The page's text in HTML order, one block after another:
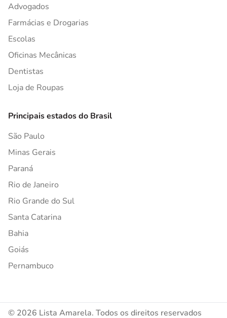
Advogados
Farmácias e Drogarias
Escolas
Oficinas Mecânicas
Dentistas
Loja de Roupas
Principais estados do Brasil
São Paulo
Minas Gerais
Paraná
Rio de Janeiro
Rio Grande do Sul
Santa Catarina
Bahia
Goiás
Pernambuco
© 2026 Lista Amarela. Todos os direitos reservados